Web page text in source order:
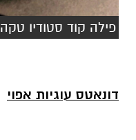
פילה קוד סטודיו טקה
דונאטס עוגיות אפוי